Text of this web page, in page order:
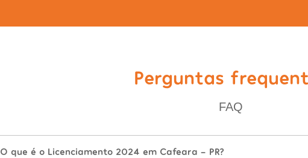
Perguntas
FAQ
O que é o Licenciamento 2024 em Cafeara - PR?